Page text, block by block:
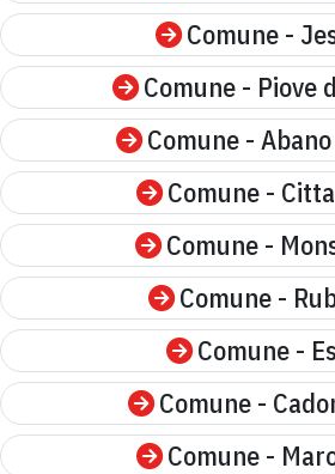
Comune -
Comune - Piove
Comune -
Comune -
Comune -
Comune -
Comune -
Comune -
Comune -